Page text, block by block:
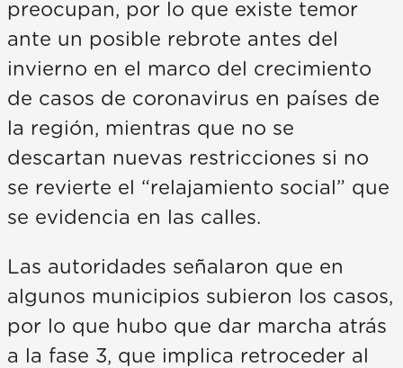
preocupan, por lo que existe temor
ante un posible rebrote antes del
invierno en el marco del crecimiento
de casos de coronavirus en países de
la región, mientras que no se
descartan nuevas restricciones si no
se revierte el “relajamiento social” que
se evidencia en las calles.
Las autoridades señalaron que en
algunos municipios subieron los casos,
por lo que hubo que dar marcha atrás
a la fase 3, que implica retroceder al